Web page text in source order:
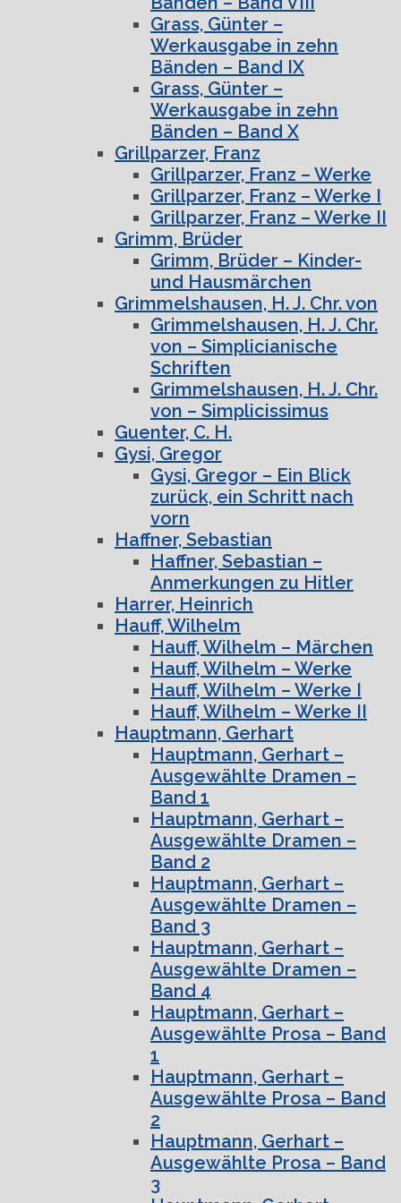
Grass, Günter –
Werkausgabe in zehn
Bänden – Band IX
Grass, Günter –
Werkausgabe in zehn
Bänden – Band X
Grillparzer, Franz
Grillparzer, Franz – Werke
Grillparzer, Franz – Werke I
Grillparzer, Franz – Werke II
Grimm, Brüder
Grimm, Brüder – Kinder-
und Hausmärchen
Grimmelshausen, H. J. Chr. von
Grimmelshausen, H. J. Chr.
von – Simplicianische
Schriften
Grimmelshausen, H. J. Chr.
von – Simplicissimus
Guenter, C. H.
Gysi, Gregor
Gysi, Gregor – Ein Blick
zurück, ein Schritt nach
vorn
Haffner, Sebastian
Haffner, Sebastian –
Anmerkungen zu Hitler
Harrer, Heinrich
Hauff, Wilhelm
Hauff, Wilhelm – Märchen
Hauff, Wilhelm – Werke
Hauff, Wilhelm – Werke I
Hauff, Wilhelm – Werke II
Hauptmann, Gerhart
Hauptmann, Gerhart –
Ausgewählte Dramen –
Band 1
Hauptmann, Gerhart –
Ausgewählte Dramen –
Band 2
Hauptmann, Gerhart –
Ausgewählte Dramen –
Band 3
Hauptmann, Gerhart –
Ausgewählte Dramen –
Band 4
Hauptmann, Gerhart –
Ausgewählte Prosa – Band
1
Hauptmann, Gerhart –
Ausgewählte Prosa – Band
2
Hauptmann, Gerhart –
Ausgewählte Prosa – Band
3